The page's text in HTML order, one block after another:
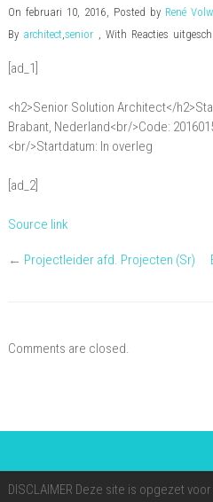
On februari 10, 2016, Posted by René
By architect,senior , With Reacties
[ad_1]
<h2>Senior Solution Architect</
Brabant, Nederland<br/>Code:
<br/>Startdatum: In overleg
[ad_2]
Source link
← Projectleider afd. Projecten (Sr)
Comments are closed.
DISCLAIMER Deze site is opgezet